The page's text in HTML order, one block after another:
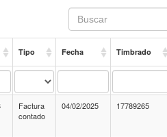
Tipo Fecha Timbrado
Factura
contado
04/02/2025 17789265